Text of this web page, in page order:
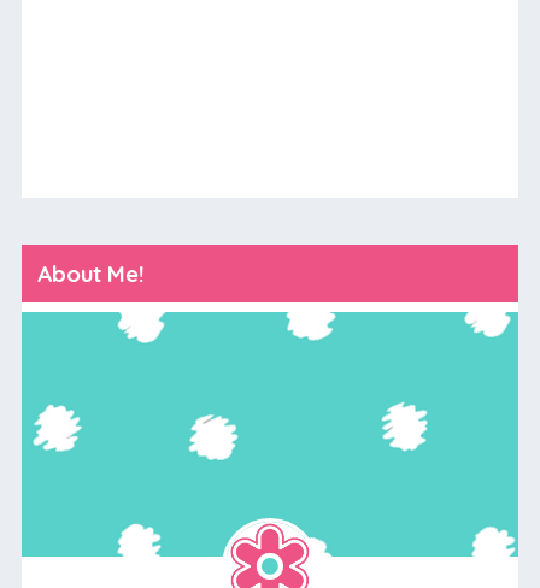
About Me!